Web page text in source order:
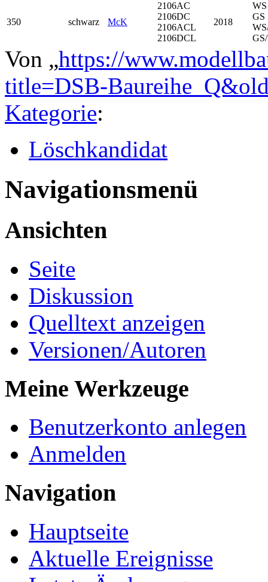
350 schwarz McK
2106AC
2106DC
2106ACL
2106DCL
2018
WS
GS
Von „https://
title=DSB-
Kategorie:
Löschkandidat
Navigationsmenü
Ansichten
Seite
Diskussion
Quelltext anzeigen
Versionen/Autoren
Meine Werkzeuge
Benutzerkonto anlegen
Anmelden
Navigation
Hauptseite
Aktuelle Ereignisse